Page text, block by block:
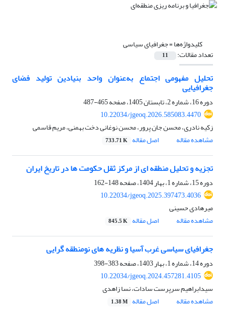
کلیدواژه‌ها =جغرافیای سیاسی
تعداد مقالات: 11
تحلیل مفهومی اجتماع به‌عنوان واحد بنیادین تولید فضای
جغرافیایی
دوره 16، شماره 2، تابستان 1405، صفحه
465-487
10.22034/jgeoq.2026.585083.4470
زکیه نادری، محسن جان پرور، محسن نوغانی دخت بهمنی، مریم قاسمی
مشاهده مقاله
اصل مقاله 733.71 K
تجزیه و تحلیل منطقه ای از مرکز ثقل حکومت ها در تاریخ ایران
دوره 15، شماره 1، بهار 1404، صفحه
148-162
10.22034/jgeoq.2025.397473.4036
میرهادی حسینی
مشاهده مقاله
اصل مقاله 845.5 K
جغرافیای سیاسی غرب آسیا و نظریه های نومنطقه گرایی
دوره 14، شماره 1، بهار 1403، صفحه
383-398
10.22034/jgeoq.2024.457281.4105
سیدابراهیم سرپرست سادات، نسا زاهدی
مشاهده مقاله
اصل مقاله 1.38 M